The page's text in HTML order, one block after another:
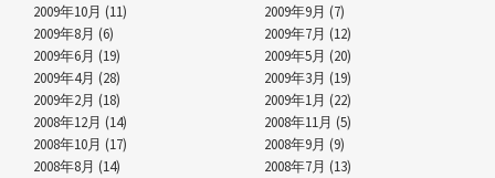
2009年10月 (11)
2009年9月 (7)
2009年8月 (6)
2009年7月 (12)
2009年6月 (19)
2009年5月 (20)
2009年4月 (28)
2009年3月 (19)
2009年2月 (18)
2009年1月 (22)
2008年12月 (14)
2008年11月 (5)
2008年10月 (17)
2008年9月 (9)
2008年8月 (14)
2008年7月 (13)